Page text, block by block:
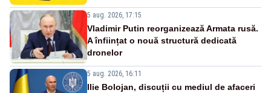
5 aug. 2026, 17:15
Vladimir Putin reorganizează Armata rusă.
A înființat o nouă structură dedicată
dronelor
5 aug. 2026, 16:11
Ilie Bolojan, discuții cu mediul de afaceri